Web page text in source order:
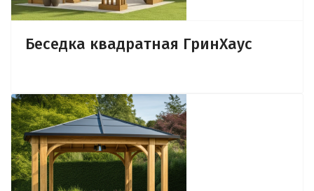
Беседка квадратная ГринХаус